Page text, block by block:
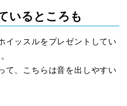
いるところも
イッスルをプレゼントしてい
て、こちらは音を出しやすい